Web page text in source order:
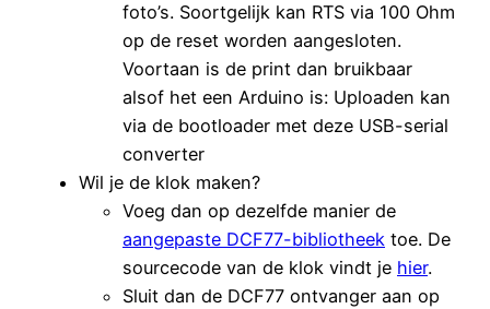
foto’s. Soortgelijk kan RTS via 100 Ohm
op de reset worden aangesloten.
Voortaan is de print dan bruikbaar
alsof het een Arduino is: Uploaden kan
via de bootloader met deze USB-serial
converter
Wil je de klok maken?
Voeg dan op dezelfde manier de
aangepaste DCF77-bibliotheek toe. De
sourcecode van de klok vindt je hier.
Sluit dan de DCF77 ontvanger aan op